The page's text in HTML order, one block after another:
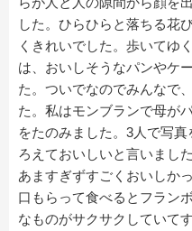
した。ひらひらと落ちる花
くきれいでした。歩いてゆ
は、おいしそうなパンやケ
た。ついでなのでみんなで
た。私はモンブランで母が
をたのみました。3人で写
ろえておいしいと言いまし
あますぎずすごくおいしか
口もらって食べるとフラン
なものがサクサクしていて